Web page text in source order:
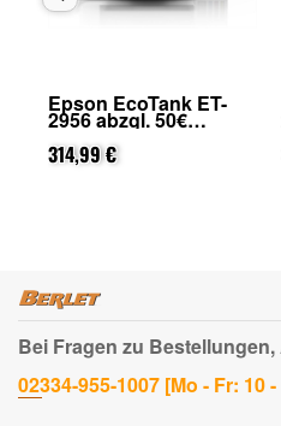
Epson EcoTank ET-
2956 abzgl. 50€
Cashback (von Epson
nach Registrierung)
314,99 €
Bei Fragen zu
02334-955-1007 [Mo - Fr: 10